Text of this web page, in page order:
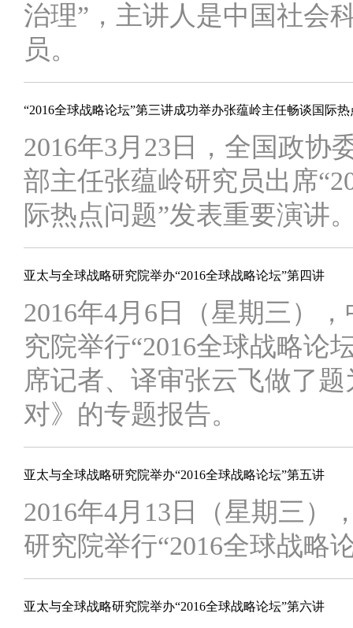
治理”，主讲人是中国社会
员。
“2016全球战略论坛”第三讲成功举办张蕴岭主任畅谈国际
2016年3月23日，全国政协
部主任张蕴岭研究员出席
际热点问题”发表重要演讲
亚太与全球战略研究院举办“2016全球战略论坛”第四讲
2016年4月6日（星期三）
究院举行“2016全球战略论
席记者、译审张云飞做了
对》的专题报告。
亚太与全球战略研究院举办“2016全球战略论坛”第五讲
2016年4月13日（星期三）
研究院举行“2016全球战略
亚太与全球战略研究院举办“2016全球战略论坛”第六讲